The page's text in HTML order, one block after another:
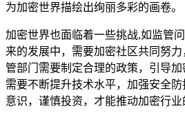
为加密世界描绘出绚丽多彩的画卷。
加密世界也面临着一些挑战,如监管
来的发展中，需要加密社区共同努
管部门需要制定合理的政策，引导
需要不断提升技术水平，加强安全
意识，谨慎投资，才能推动加密行业